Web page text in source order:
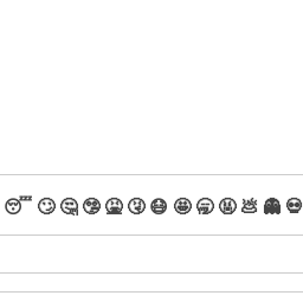
😴 🙄 🤔 🤥 🤮 🤧 😷 🤩 🥱 🤬 💩 👻 💀